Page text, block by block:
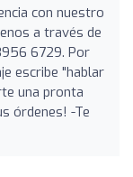
con nuestro
a través de
6729. Por
escribe "hablar
una pronta
órdenes! -Te